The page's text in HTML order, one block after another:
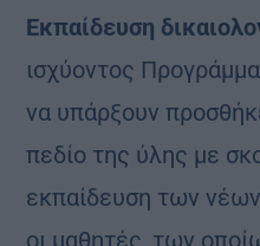
Εκπαίδευση
ισχύοντος
να υπάρξουν
πεδίο της ύλης με
εκπαίδευση των
οι μαθητές, των